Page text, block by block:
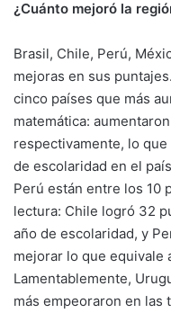
¿Cuánto mejoró la
Brasil, Chile, Perú,
mejoras en sus
cinco países que más
matemática:
respectivamente, lo
de escolaridad en el
Perú están entre los 10
lectura: Chile logró 32
año de escolaridad, y
mejorar lo que equivale
Lamentablemente,
más empeoraron en las